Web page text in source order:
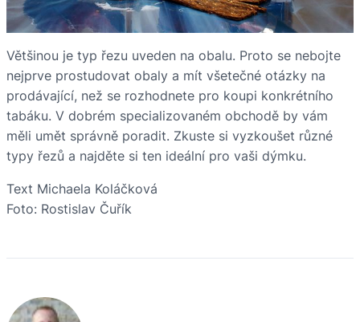
Většinou je typ řezu uveden na obalu. Proto se nebojte
nejprve prostudovat obaly a mít všetečné otázky na
prodávající, než se rozhodnete pro koupi konkrétního
tabáku. V dobrém specializovaném obchodě by vám
měli umět správně poradit. Zkuste si vyzkoušet různé
typy řezů a najděte si ten ideální pro vaši dýmku.
Text Michaela Koláčková
Foto: Rostislav Čuřík